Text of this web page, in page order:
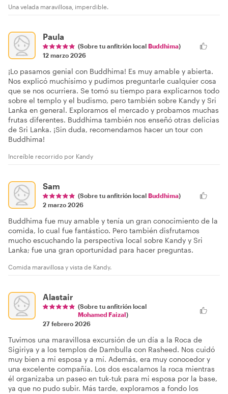
Una velada maravillosa, imperdible.
Paula
(Sobre tu anfitrión local Buddhima)
12 marzo 2026
¡Lo pasamos genial con Buddhima! Es muy amable y abierta.
Nos explicó muchísimo y pudimos preguntarle cualquier cosa
que se nos ocurriera. Se tomó su tiempo para explicarnos todo
sobre el templo y el budismo, pero también sobre Kandy y Sri
Lanka en general. Exploramos el mercado y probamos muchas
frutas diferentes. Buddhima también nos enseñó otras delicias
de Sri Lanka. ¡Sin duda, recomendamos hacer un tour con
Buddhima!
Increíble recorrido por Kandy
Sam
(Sobre tu anfitrión local Buddhima)
2 marzo 2026
Buddhima fue muy amable y tenía un gran conocimiento de la
comida, lo cual fue fantástico. Pero también disfrutamos
mucho escuchando la perspectiva local sobre Kandy y Sri
Lanka; fue una gran oportunidad para hacer preguntas.
Comida maravillosa y vista de Kandy.
Alastair
(Sobre tu anfitrión local
Mohamed Faizal)
27 febrero 2026
Tuvimos una maravillosa excursión de un día a la Roca de
Sigiriya y a los templos de Dambulla con Rasheed. Nos cuidó
muy bien a mi esposa y a mí. Además, era muy conocedor y
una excelente compañía. Los dos escalamos la roca mientras
él organizaba un paseo en tuk-tuk para mi esposa por la base,
ya que no pudo subir. Más tarde, exploramos a fondo los